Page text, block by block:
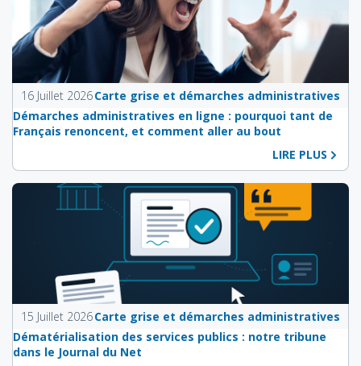
16 Juillet 2026Carte grise et démarches administratives
Démarches administratives en ligne : pourquoi tant de
Français renoncent, et comment aller au bout
LIRE PLUS
15 Juillet 2026Carte grise et démarches administratives
Dématérialisation des services publics : notre tribune
dans le Journal du Net